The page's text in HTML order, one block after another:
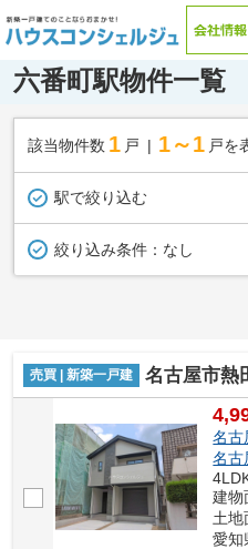
六番町駅物件一覧
該当物件数 1 戸 1～1 戸を
駅で絞り込む
絞り込み条件： なし
売買 | 新築一戸建 名古屋市熱田区野立町
名古
名古
建物
土地
愛知